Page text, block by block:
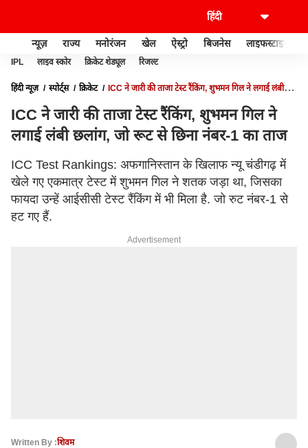
न्यूज़ राज्य मनोरंजन खेल ऐस्ट्रो बिजनेस लाइफस्टाइल
IPL लाइव स्कोर क्रिकेट शेड्यूल रिजल्ट
हिंदी न्यूज़ स्पोर्ट्स क्रिकेट
ICC ने जारी की ताजा टेस्ट रैंकिंग, शुभमन गिल ने लगाई लंबी
ICC ने जारी की ताजा टेस्ट रैंकिंग, शुभमन गिल ने
लगाई लंबी छलांग, जो रूट से छिना नंबर-1 का ताज
ICC Test Rankings: अफगानिस्तान के खिलाफ न्यू चंडीगढ़ में
खेले गए एकमात्र टेस्ट में शुभमन गिल ने शतक जड़ा था, जिसका
फायदा उन्हें आईसीसी टेस्ट रैंकिंग में भी मिला है. जो रुट नंबर-1 से
हट गए हैं.
Advertisement
Written By :शिवम